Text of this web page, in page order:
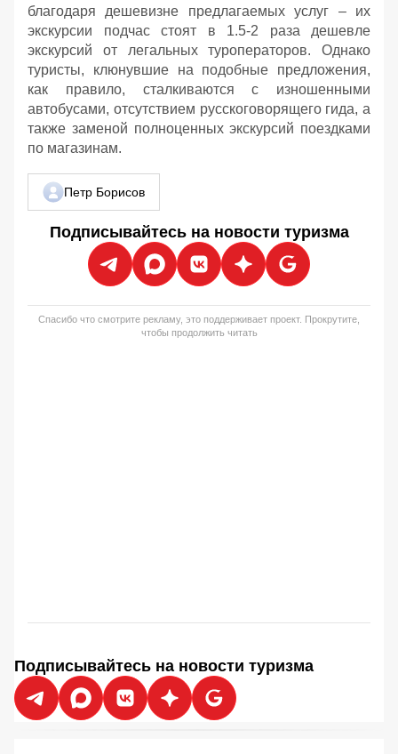
благодаря дешевизне предлагаемых услуг – их
экскурсии подчас стоят в 1.5-2 раза дешевле
экскурсий от легальных туроператоров. Однако
туристы, клюнувшие на подобные предложения,
как правило, сталкиваются с изношенными
автобусами, отсутствием русскоговорящего гида, а
также заменой полноценных экскурсий поездками
по магазинам.
Петр Борисов
Подписывайтесь на новости туризма
Спасибо что смотрите рекламу, это поддерживает проект. Прокрутите,
чтобы продолжить читать
Подписывайтесь на новости туризма